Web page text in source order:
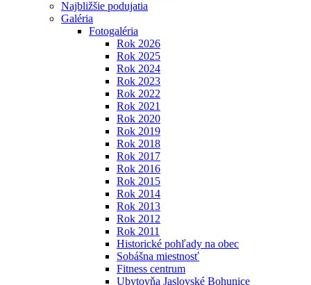
Najbližšie podujatia
Galéria
Fotogaléria
Rok 2026
Rok 2025
Rok 2024
Rok 2023
Rok 2022
Rok 2021
Rok 2020
Rok 2019
Rok 2018
Rok 2017
Rok 2016
Rok 2015
Rok 2014
Rok 2013
Rok 2012
Rok 2011
Historické pohľady na obec
Sobášna miestnosť
Fitness centrum
Ubytovňa Jaslovské Bohunice